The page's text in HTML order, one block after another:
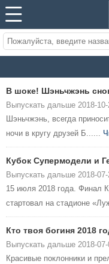
В шоке! Шэньчжэнь
Выпускать дальше 2018-10-
Шэньчжэнь, всегда
ночи в кругу друзей Б......
Кубок Супермодели и
Выпускать дальше 2018-07-
15 июля 2018 года. Финал
стартовал на стадионе
Кто твоя богиня 2018
Выпускать дальше 2018-07-
Красивые поклонники и